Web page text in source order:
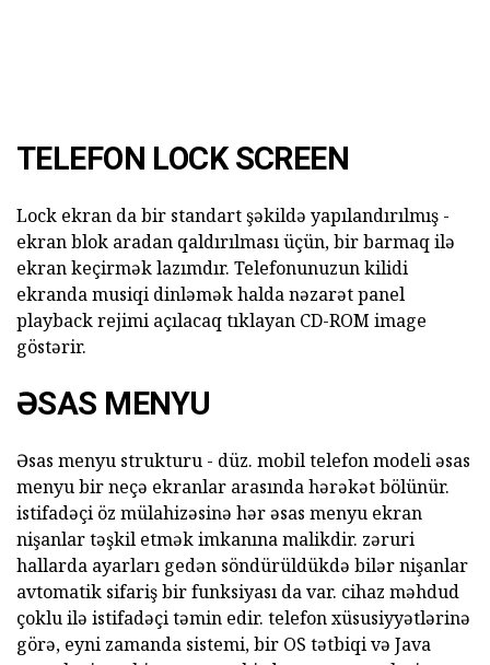
TELEFON LOCK SCREEN
Lock ekran da bir standart şəkildə yapılandırılmış -
ekran blok aradan qaldırılması üçün, bir barmaq ilə
ekran keçirmək lazımdır. Telefonunuzun kilidi
ekranda musiqi dinləmək halda nəzarət panel
playback rejimi açılacaq tıklayan CD-ROM image
göstərir.
ƏSAS MENYU
Əsas menyu strukturu - düz. mobil telefon modeli əsas
menyu bir neçə ekranlar arasında hərəkət bölünür.
istifadəçi öz mülahizəsinə hər əsas menyu ekran
nişanlar təşkil etmək imkanına malikdir. zəruri
hallarda ayarları gedən söndürüldükdə bilər nişanlar
avtomatik sifariş bir funksiyası da var. cihaz məhdud
çoklu ilə istifadəçi təmin edir. telefon xüsusiyyətlərinə
görə, eyni zamanda sistemi, bir OS tətbiqi və Java